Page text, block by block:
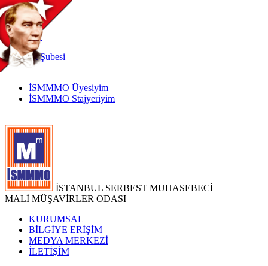
TR
|
EN
İnternetŞubesi
İSMMMO Üyesiyim
İSMMMO Stajyeriyim
İSTANBUL SERBEST MUHASEBECİ
MALİ MÜŞAVİRLER ODASI
KURUMSAL
BİLGİYE ERİŞİM
MEDYA MERKEZİ
İLETİŞİM